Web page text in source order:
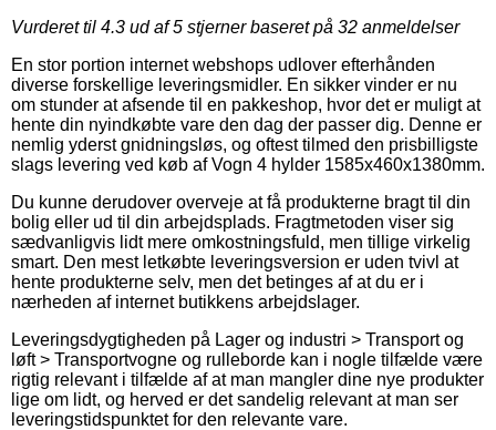
Vurderet til 4.3 ud af 5 stjerner baseret på 32 anmeldelser
En stor portion internet webshops udlover efterhånden
diverse forskellige leveringsmidler. En sikker vinder er nu
om stunder at afsende til en pakkeshop, hvor det er muligt at
hente din nyindkøbte vare den dag der passer dig. Denne er
nemlig yderst gnidningsløs, og oftest tilmed den prisbilligste
slags levering ved køb af Vogn 4 hylder 1585x460x1380mm.
Du kunne derudover overveje at få produkterne bragt til din
bolig eller ud til din arbejdsplads. Fragtmetoden viser sig
sædvanligvis lidt mere omkostningsfuld, men tillige virkelig
smart. Den mest letkøbte leveringsversion er uden tvivl at
hente produkterne selv, men det betinges af at du er i
nærheden af internet butikkens arbejdslager.
Leveringsdygtigheden på Lager og industri > Transport og
løft > Transportvogne og rulleborde kan i nogle tilfælde være
rigtig relevant i tilfælde af at man mangler dine nye produkter
lige om lidt, og herved er det sandelig relevant at man ser
leveringstidspunktet for den relevante vare.